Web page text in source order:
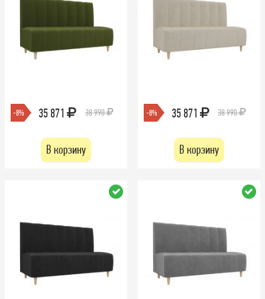
-8% 35 871 38 990
В корзину
-8% 35 871 38 990
В корзину